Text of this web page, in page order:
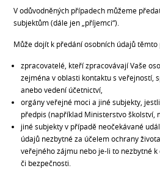
V odůvodněných případech můžeme
subjektům (dále jen „příjemci“).
Může dojít k předání osobních údajů
zpracovatelé, kteří zpracovávají Vaše
zejména v oblasti kontaktu s veřejností,
anebo vedení účetnictví,
orgány veřejné moci a jiné subjekty,
předpis (například Ministerstvo školství,
jiné subjekty v případě neočekávané
údajů nezbytné za účelem ochrany
veřejného zájmu nebo je-li to nezbytné
či bezpečnosti.